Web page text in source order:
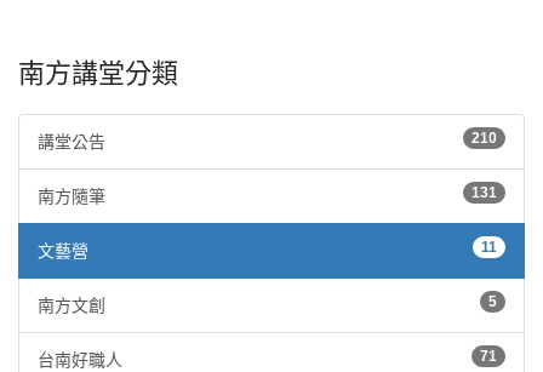
南方講堂分類
講堂公告 210
南方隨筆 131
文藝營 11
南方文創 5
台南好職人 71